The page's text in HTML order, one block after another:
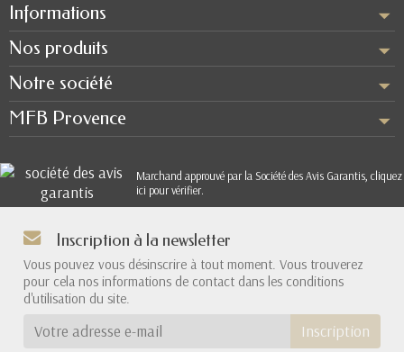
Informations
Nos produits
Notre société
MFB Provence
Marchand approuvé par la Société des Avis Garantis, cliquez
ici pour vérifier.
Inscription à la newsletter
Vous pouvez vous désinscrire à tout moment. Vous trouverez
pour cela nos informations de contact dans les conditions
d'utilisation du site.
Inscription